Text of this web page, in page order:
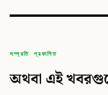
সম্প্রতি প্রকাশিত
অথবা এই